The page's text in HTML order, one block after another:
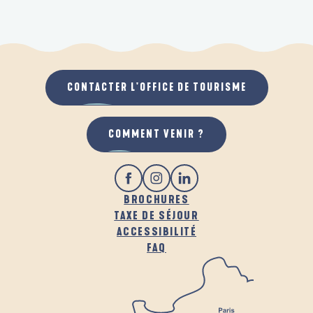
BROCHURES
TAXE DE SÉJOUR
ACCESSIBILITÉ
FAQ
CONTACTER L'OFFICE DE TOURISME
COMMENT VENIR ?